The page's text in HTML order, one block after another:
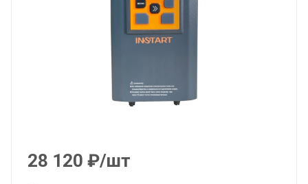
28 120 ₽/шт